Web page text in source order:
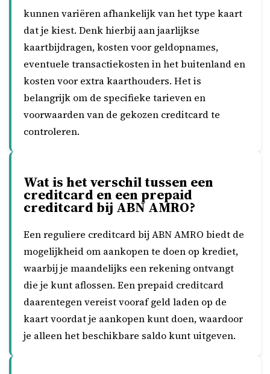
kunnen variëren afhankelijk van het type kaart
dat je kiest. Denk hierbij aan jaarlijkse
kaartbijdragen, kosten voor geldopnames,
eventuele transactiekosten in het buitenland en
kosten voor extra kaarthouders. Het is
belangrijk om de specifieke tarieven en
voorwaarden van de gekozen creditcard te
controleren.
Wat is het verschil tussen een
creditcard en een prepaid
creditcard bij ABN AMRO?
Een reguliere creditcard bij ABN AMRO biedt de
mogelijkheid om aankopen te doen op krediet,
waarbij je maandelijks een rekening ontvangt
die je kunt aflossen. Een prepaid creditcard
daarentegen vereist vooraf geld laden op de
kaart voordat je aankopen kunt doen, waardoor
je alleen het beschikbare saldo kunt uitgeven.